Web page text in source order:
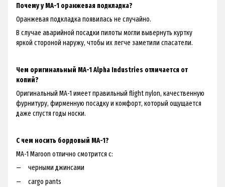
Почему у MA-1 оранжевая подкладка?
Оранжевая подкладка появилась не случайно.
В случае аварийной посадки пилоты могли вывернуть куртку
яркой стороной наружу, чтобы их легче заметили спасатели.
Чем оригинальный MA-1 Alpha Industries отличается от
копий?
Оригинальный MA-1 имеет правильный flight nylon, качественную
фурнитуру, фирменную посадку и комфорт, который ощущается
даже спустя годы носки.
С чем носить бордовый MA-1?
MA-1 Maroon отлично смотрится с:
черными джинсами
cargo pants